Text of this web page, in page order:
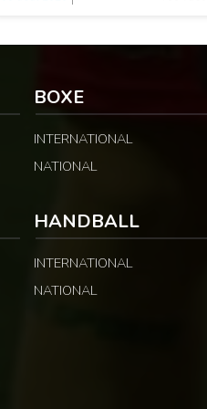
Guinness Super League, avec des
BOXE
INTERNATIONAL
NATIONAL
HANDBALL
INTERNATIONAL
NATIONAL